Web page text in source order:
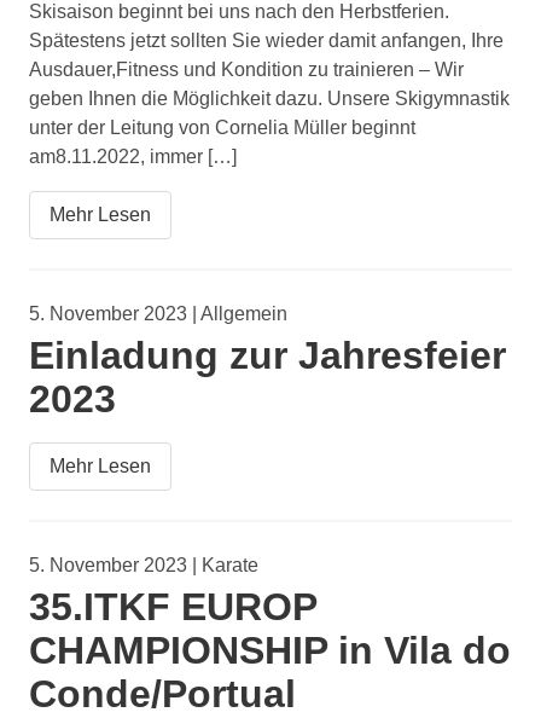
Skisaison beginnt bei uns nach den Herbstferien.
Spätestens jetzt sollten Sie wieder damit anfangen, Ihre
Ausdauer,Fitness und Kondition zu trainieren – Wir
geben Ihnen die Möglichkeit dazu. Unsere Skigymnastik
unter der Leitung von Cornelia Müller beginnt
am8.11.2022, immer […]
Mehr Lesen
5. November 2023 | Allgemein
Einladung zur Jahresfeier
2023
Mehr Lesen
5. November 2023 | Karate
35.ITKF EUROP
CHAMPIONSHIP in Vila do
Conde/Portual